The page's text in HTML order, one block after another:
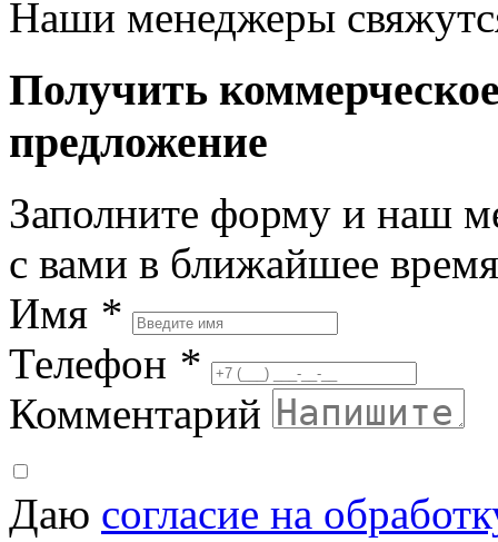
Наши менеджеры
Получить
предложение
Заполните форму и наш
с вами в ближайшее время
Имя *
Телефон *
Комментарий
Даю согласие на